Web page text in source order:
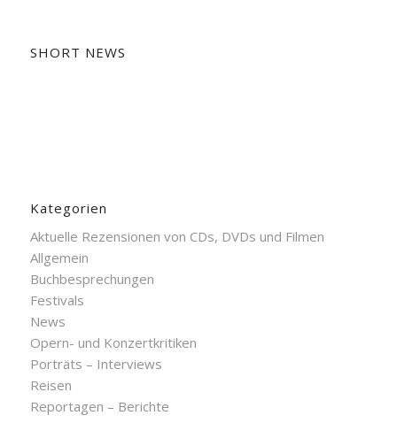
SHORT NEWS
Kategorien
Aktuelle Rezensionen von CDs, DVDs und Filmen
Allgemein
Buchbesprechungen
Festivals
News
Opern- und Konzertkritiken
Porträts – Interviews
Reisen
Reportagen – Berichte